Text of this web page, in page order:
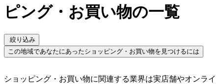
ピング・お買い物の一覧
絞り込み
この地域であなたにあったショッピング・お買い物を見つけるには
ショッピング・お買い物に関連する業界は実店舗やオンライ